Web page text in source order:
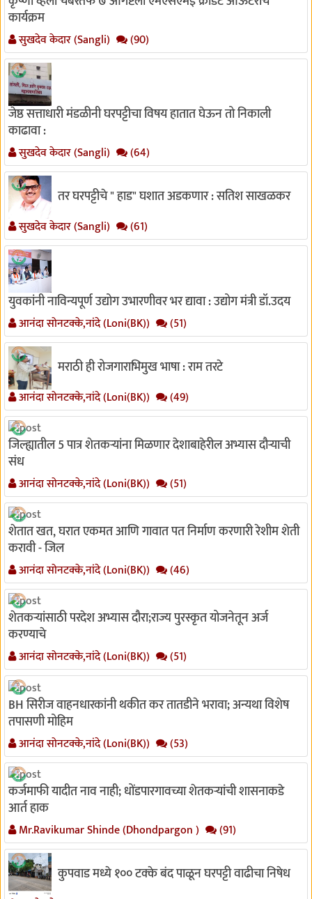
कार्यक्रम
सुखदेव केदार (Sangli) (90)
जेष्ठ सत्ताधारी मंडळीनी घरपट्टीचा विषय हातात घेऊन तो निकाली
काढावा :
सुखदेव केदार (Sangli) (64)
तर घरपट्टीचे " हाड" घशात अडकणार : सतिश साखळकर
सुखदेव केदार (Sangli) (61)
युवकांनी नाविन्यपूर्ण उद्योग उभारणीवर भर द्यावा : उद्योग मंत्री डॉ.उदय
आनंदा सोनटक्के,नांदे (Loni(BK)) (51)
मराठी ही रोजगाराभिमुख भाषा : राम तरटे
आनंदा सोनटक्के,नांदे (Loni(BK)) (49)
जिल्ह्यातील 5 पात्र शेतकऱ्यांना मिळणार देशाबाहेरील अभ्यास दौऱ्याची
संध
आनंदा सोनटक्के,नांदे (Loni(BK)) (51)
शेतात खत, घरात एकमत आणि गावात पत निर्माण करणारी रेशीम शेती
करावी - जिल
आनंदा सोनटक्के,नांदे (Loni(BK)) (46)
शेतकऱ्यांसाठी परदेश अभ्यास दौरा;राज्य पुरस्कृत योजनेतून अर्ज
करण्याचे
आनंदा सोनटक्के,नांदे (Loni(BK)) (51)
BH सिरीज वाहनधारकांनी थकीत कर तातडीने भरावा; अन्यथा विशेष
तपासणी मोहिम
आनंदा सोनटक्के,नांदे (Loni(BK)) (53)
कर्जमाफी यादीत नाव नाही; धोंडपारगावच्या शेतकऱ्यांची शासनाकडे
आर्त हाक
Mr.Ravikumar Shinde (Dhondpargon ) (91)
कुपवाड मध्ये १०० टक्के बंद पाळून घरपट्टी वाढीचा निषेध